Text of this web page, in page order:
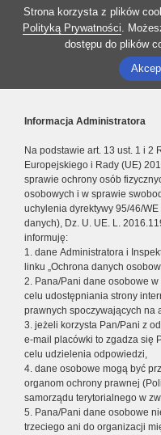
Strona korzysta z plików
Polityką Prywatności.
dostępu do plików
Informacja Administratora
Na podstawie art. 13 ust. 1 i 2
Europejskiego i Rady (UE)
sprawie ochrony osób
osobowych i w sprawie
uchylenia dyrektywy 95/46/
danych), Dz. U. UE. L.
informuję:
1. dane Administratora i
linku „Ochrona danych
2. Pana/Pani dane osobowe
celu udostępniania strony
prawnych spoczywających na
3. jeżeli korzysta Pan/Pani z
e-mail placówki to zgadza się
celu udzielenia odpowiedzi,
4. dane osobowe mogą być
organom ochrony prawnej
samorządu terytorialnego w
5. Pana/Pani dane osobowe
trzeciego ani do organizacji